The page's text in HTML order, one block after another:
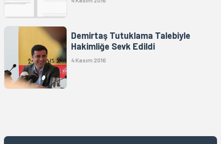
Demirtaş Tutuklama Talebiyle
Hakimliğe Sevk Edildi
4 Kasım 2016